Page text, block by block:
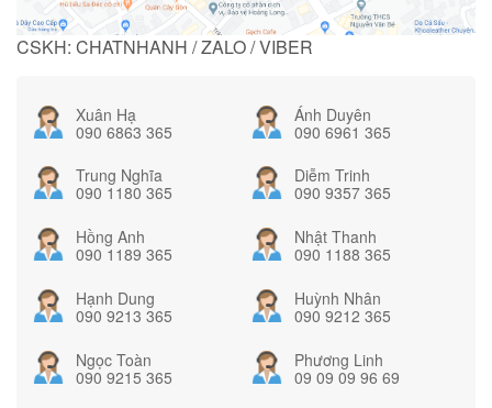
CSKH: CHATNHANH / ZALO / VIBER
Xuân Hạ
090 6863 365
Ánh Duyên
090 6961 365
Trung Nghĩa
090 1180 365
Diễm Trinh
090 9357 365
Hồng Anh
090 1189 365
Nhật Thanh
090 1188 365
Hạnh Dung
090 9213 365
Huỳnh Nhân
090 9212 365
Ngọc Toàn
090 9215 365
Phương Linh
09 09 09 96 69